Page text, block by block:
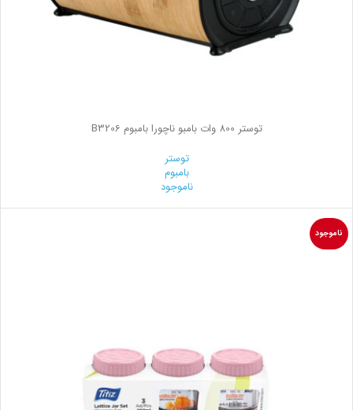
توستر 800 وات بامبو ناچورا بامبوم B3206
توستر
بامبوم
ناموجود
ناموجود